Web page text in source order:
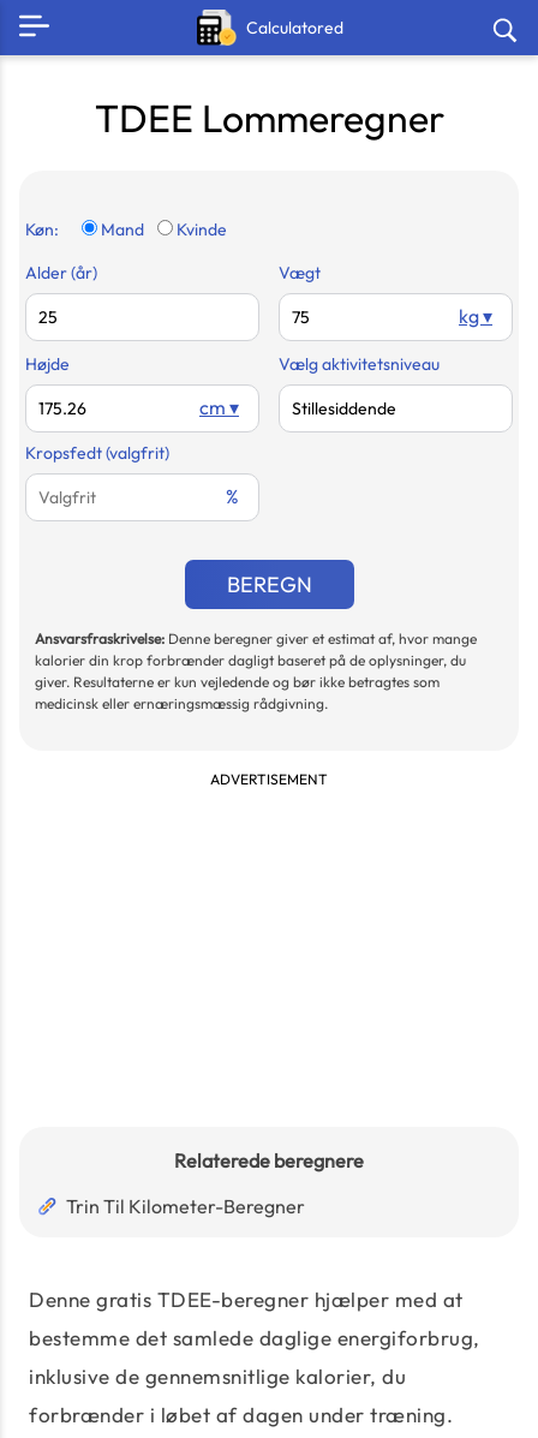
Calculatored
TDEE Lommeregner
Køn: Mand
Kvinde
Alder (år)
Vægt
kg ▾
Højde
cm ▾
Vælg aktivitetsniveau
Kropsfedt (valgfrit)
%
BEREGN
Ansvarsfraskrivelse: Denne beregner giver et estimat af, hvor mange
kalorier din krop forbrænder dagligt baseret på de oplysninger, du
giver. Resultaterne er kun vejledende og bør ikke betragtes som
medicinsk eller ernæringsmæssig rådgivning.
ADVERTISEMENT
Relaterede beregnere
Trin Til Kilometer-Beregner
Denne gratis TDEE-beregner hjælper med at
bestemme det samlede daglige energiforbrug,
inklusive de gennemsnitlige kalorier, du
forbrænder i løbet af dagen under træning.